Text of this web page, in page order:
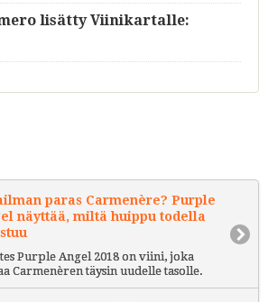
lisätty Viinikartalle:
paras Carmenère? Purple
näyttää, miltä huippu todella
Purple Angel 2018 on viini, joka
Carmenèren täysin uudelle tasolle.